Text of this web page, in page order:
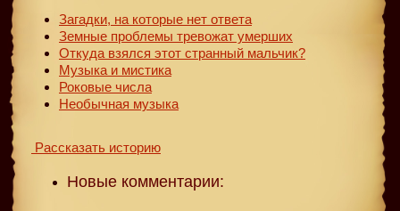
Загадки, на которые нет ответа
Земные проблемы тревожат умерших
Откуда взялся этот странный мальчик?
Музыка и мистика
Роковые числа
Необычная музыка
Рассказать историю
Новые комментарии: